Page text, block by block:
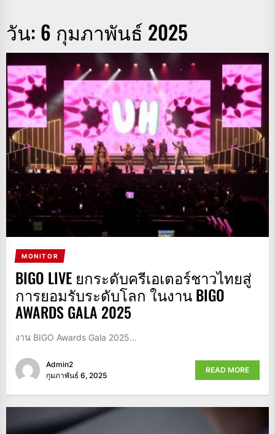
วัน: 6 กุมภาพันธ์ 2025
MONITOR
BIGO LIVE ยกระดับครีเอเตอร์ชาวไทยสู่
การยอมรับระดับโลก ในงาน BIGO
AWARDS GALA 2025
งาน BIGO Awards Gala 2025...
Admin2
กุมภาพันธ์ 6, 2025
READ MORE